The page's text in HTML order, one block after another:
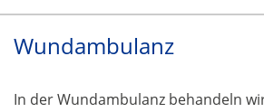
Wundambulanz
In der Wundambulanz behandeln